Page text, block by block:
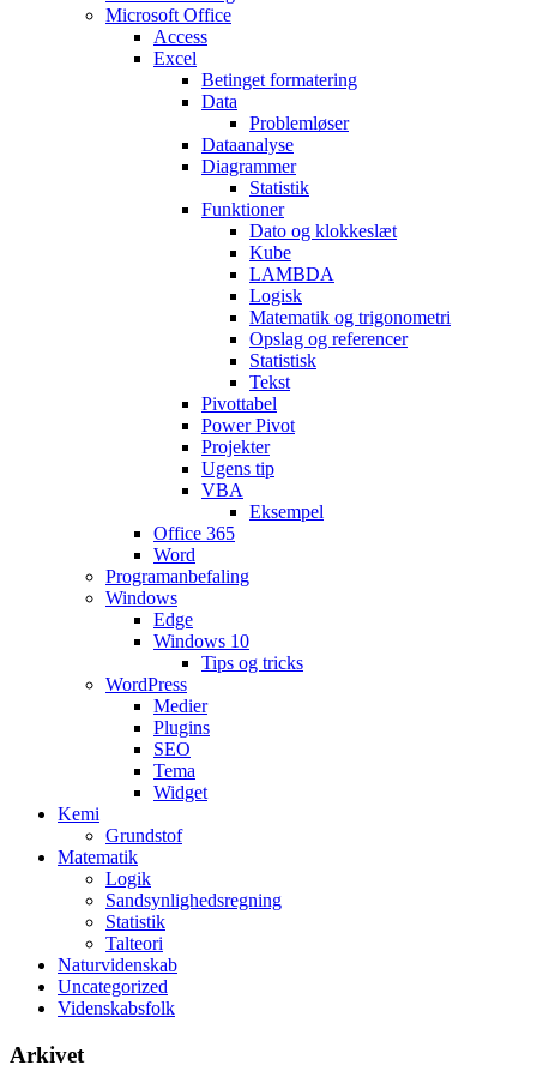
Microsoft Office
Access
Excel
Betinget formatering
Data
Problemløser
Dataanalyse
Diagrammer
Statistik
Funktioner
Dato og klokkeslæt
Kube
LAMBDA
Logisk
Matematik og trigonometri
Opslag og referencer
Statistisk
Tekst
Pivottabel
Power Pivot
Projekter
Ugens tip
VBA
Eksempel
Office 365
Word
Programanbefaling
Windows
Edge
Windows 10
Tips og tricks
WordPress
Medier
Plugins
SEO
Tema
Widget
Kemi
Grundstof
Matematik
Logik
Sandsynlighedsregning
Statistik
Talteori
Naturvidenskab
Uncategorized
Videnskabsfolk
Arkivet